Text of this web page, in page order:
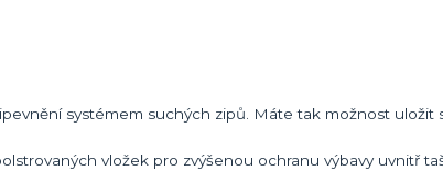
systémem suchých zipů. Máte tak možnost uložit
vložek pro zvýšenou ochranu výbavy uvnitř